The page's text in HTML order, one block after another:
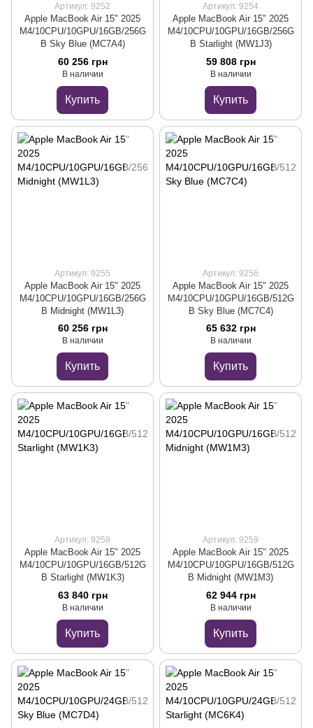
Артикул: 9252
Apple MacBook Air 15" 2025
M4/10CPU/10GPU/16GB/256G
B Sky Blue (MC7A4)
60 256 грн
В наличии
Купить
Артикул: 9254
Apple MacBook Air 15" 2025
M4/10CPU/10GPU/16GB/256G
B Starlight (MW1J3)
59 808 грн
В наличии
Купить
Артикул: 9255
Apple MacBook Air 15" 2025
M4/10CPU/10GPU/16GB/256G
B Midnight (MW1L3)
60 256 грн
В наличии
Купить
Артикул: 9256
Apple MacBook Air 15" 2025
M4/10CPU/10GPU/16GB/512G
B Sky Blue (MC7C4)
65 632 грн
В наличии
Купить
Артикул: 9258
Apple MacBook Air 15" 2025
M4/10CPU/10GPU/16GB/512G
B Starlight (MW1K3)
63 840 грн
В наличии
Купить
Артикул: 9259
Apple MacBook Air 15" 2025
M4/10CPU/10GPU/16GB/512G
B Midnight (MW1M3)
62 944 грн
В наличии
Купить